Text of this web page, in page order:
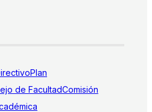
Plan
de FacultadComisión